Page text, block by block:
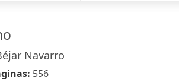
Navarro
556